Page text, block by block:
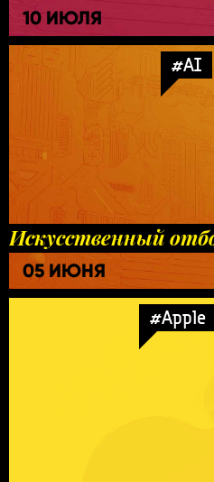
10 ИЮЛЯ
#AI
Искусственный
05 ИЮНЯ
#Apple